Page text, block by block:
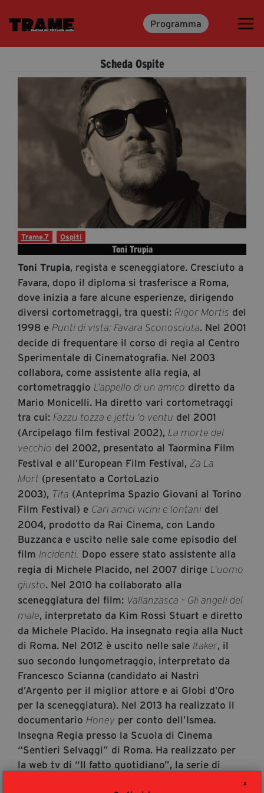
X
Programma
Trame.15
Libri | Trame.15
Media & Press
Accrediti Stampa | Trame.15
Partecipa
Diventa Partner
Sostienici
Fondazione Trame
La fondazione 2025
Civico Trame
Progetto Trame a Scuola
Progetto Visioni Civiche
Mostra 3D - Visioni Civiche
Il Diritto di Essere
Archivio Storico
Contatti
segreteria@tramefestival.it
info@tramefestival.it
+39 346 954 4078
Scheda Ospite
Toni Trupia
Toni Trupia, regista e sceneggiatore. Cresciuto a
Favara, dopo il diploma si trasferisce a Roma,
dove inizia a fare alcune esperienze, dirigendo
diversi cortometraggi, tra questi: Rigor Mortis del
1998 e Punti di vista: Favara Sconosciuta. Nel 2001
decide di frequentare il corso di regia al Centro
Sperimentale di Cinematografia. Nel 2003
collabora, come assistente alla regia, al
cortometraggio L’appello di un amico diretto da
Mario Monicelli. Ha diretto vari cortometraggi
tra cui: Fazzu tozza e jettu ‘o ventu del 2001
(Arcipelago film festival 2002), La morte del
vecchio del 2002, presentato al Taormina Film
Festival e all’European Film Festival, Za La
Mort (presentato a CortoLazio
2003), Tita (Anteprima Spazio Giovani al Torino
Film Festival) e Cari amici vicini e lontani del
2004, prodotto da Rai Cinema, con Lando
Buzzanca e uscito nelle sale come episodio del
film Incidenti. Dopo essere stato assistente alla
regia di Michele Placido, nel 2007 dirige L’uomo
giusto. Nel 2010 ha collaborato alla
sceneggiatura del film: Vallanzasca – Gli angeli del
male, interpretato da Kim Rossi Stuart e diretto
da Michele Placido. Ha insegnato regia alla Nuct
di Roma. Nel 2012 è uscito nelle sale Itaker, il
suo secondo lungometraggio, interpretato da
Francesco Scianna (candidato ai Nastri
d’Argento per il miglior attore e ai Globi d’Oro
per la sceneggiatura). Nel 2013 ha realizzato il
documentario Honey per conto dell’Ismea.
Insegna Regia presso la Scuola di Cinema
“Sentieri Selvaggi” di Roma. Ha realizzato per
la web tv di “Il fatto quotidiano”, la serie di
Trame.7 Ospiti